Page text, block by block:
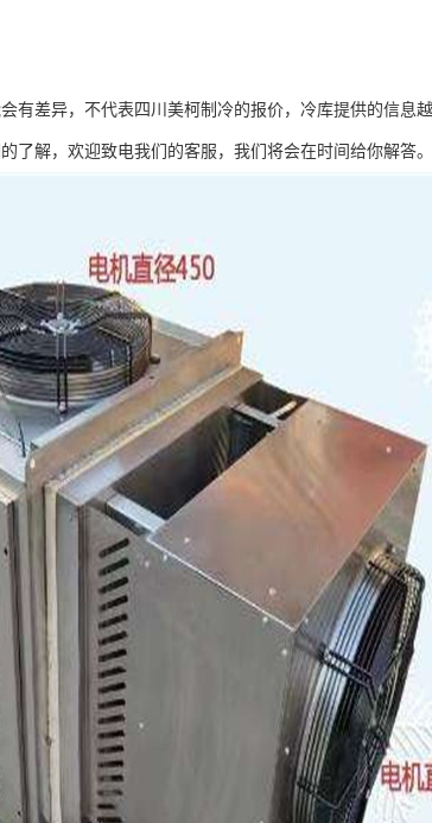
有差异，不代表四川美柯制冷的报价，冷库提供的信息
了解，欢迎致电我们的客服，我们将会在时间给你解答。